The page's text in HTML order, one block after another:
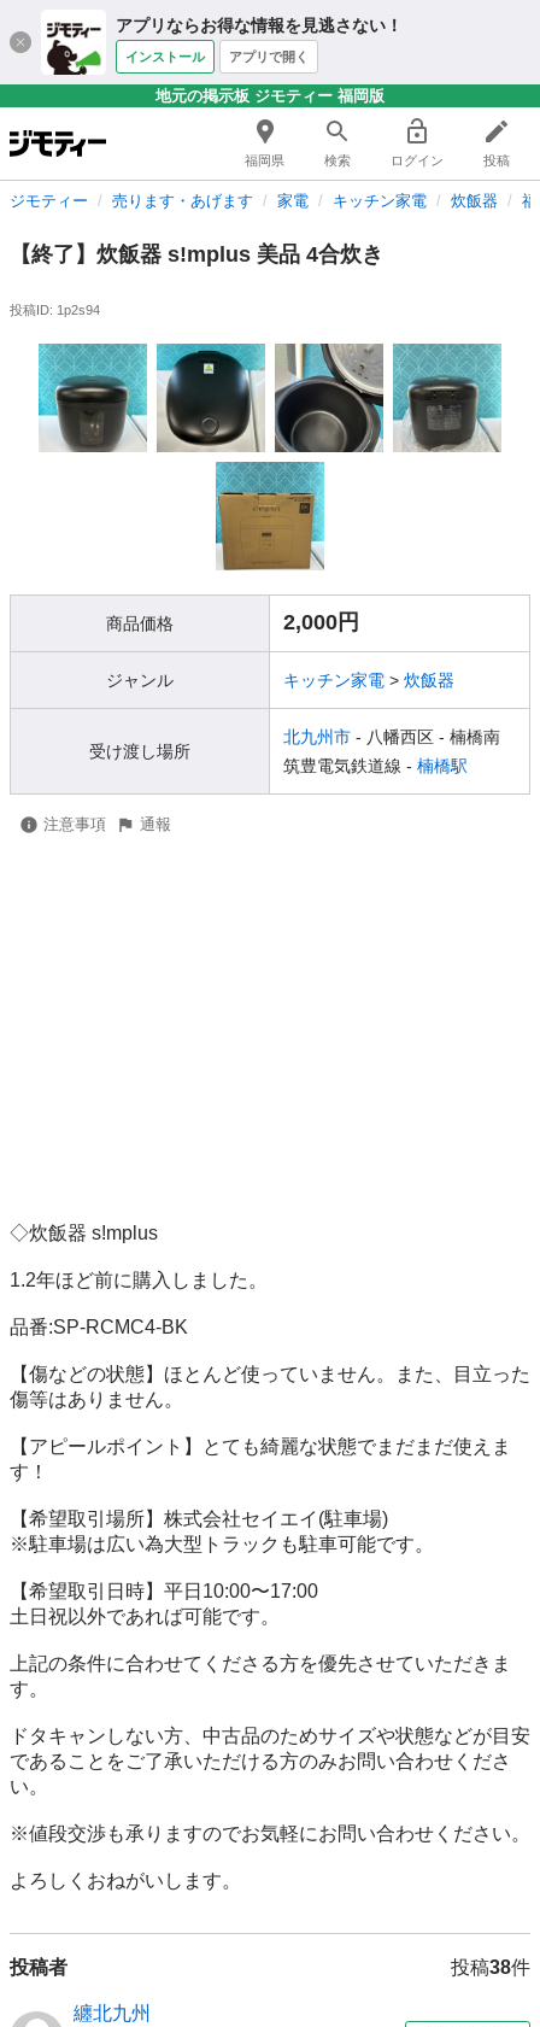
アプリならお得な情報を見逃さない！
インストール アプリで開く
地元の掲示板 ジモティー 福岡版
福岡県 検索 ログイン 投稿
ジモティー 売ります・あげます 家電 キッチン家電 炊飯器
【終了】炊飯器 s!mplus 美品 4合炊き
投稿ID: 1p2s94
商品価格 2,000円
ジャンル キッチン家電 > 炊飯器
受け渡し場所
北九州市 - 八幡西区 - 楠橋南
筑豊電気鉄道線 - 楠橋駅
注意事項 通報
◇炊飯器 s!mplus
1.2年ほど前に購入しました。
品番:SP-RCMC4-BK
【傷などの状態】ほとんど使っていません。また、目立った
傷等はありません。
【アピールポイント】とても綺麗な状態でまだまだ使えま
す！
【希望取引場所】株式会社セイエイ(駐車場)
※駐車場は広い為大型トラックも駐車可能です。
【希望取引日時】平日10:00〜17:00
土日祝以外であれば可能です。
上記の条件に合わせてくださる方を優先させていただきま
す。
ドタキャンしない方、中古品のためサイズや状態などが目安
であることをご了承いただける方のみお問い合わせくださ
い。
※値段交渉も承りますのでお気軽にお問い合わせください。
よろしくおねがいします。
投稿者 投稿38件
纏北九州